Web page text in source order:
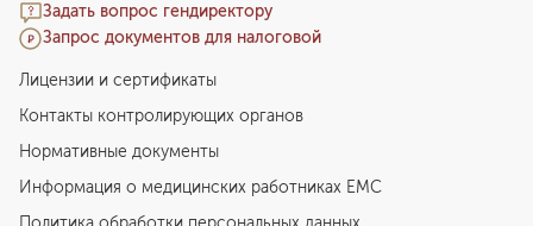
Задать вопрос гендиректору
Запрос документов для налоговой
Лицензии и сертификаты
Контакты контролирующих органов
Нормативные документы
Информация о медицинских работниках EMC